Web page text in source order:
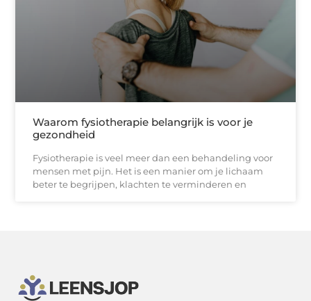
Waarom fysiotherapie belangrijk is voor je
gezondheid
Fysiotherapie is veel meer dan een behandeling voor
mensen met pijn. Het is een manier om je lichaam
beter te begrijpen, klachten te verminderen en